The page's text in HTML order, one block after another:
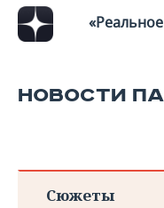
НОВОСТИ
Сюжеты